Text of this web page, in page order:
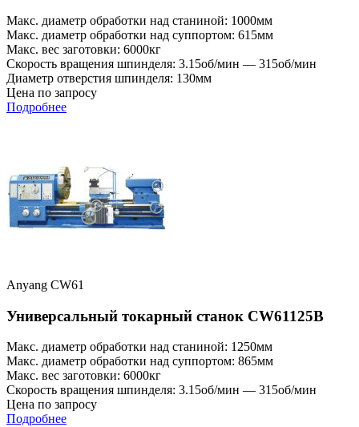
Макс. диаметр обработки над станиной: 1000мм
Макс. диаметр обработки над суппортом: 615мм
Макс. вес заготовки: 6000кг
Скорость вращения шпинделя: 3.15об/мин — 315об/мин
Диаметр отверстия шпинделя: 130мм
Цена по запросу
Подробнее
Anyang CW61
Универсальный токарный станок CW61125B
Макс. диаметр обработки над станиной: 1250мм
Макс. диаметр обработки над суппортом: 865мм
Макс. вес заготовки: 6000кг
Скорость вращения шпинделя: 3.15об/мин — 315об/мин
Цена по запросу
Подробнее